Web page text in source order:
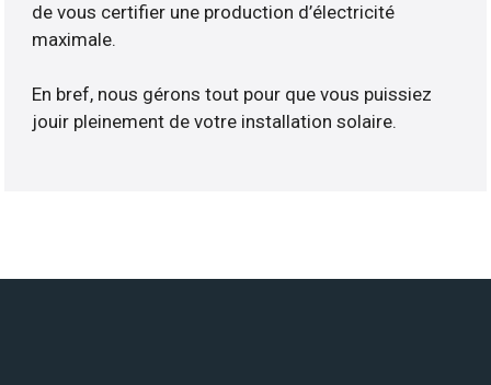
de vous certifier une production d’électricité
maximale.
En bref, nous gérons tout pour que vous puissiez
jouir pleinement de votre installation solaire.